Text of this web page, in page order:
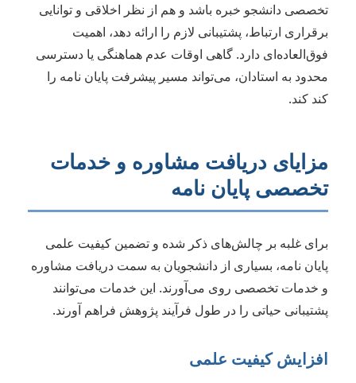
تخصصی دانشجو خبره باشد و هم از نظر اخلاقی و توانایی
برقراری ارتباط، پشتیبانی لازم را ارائه دهد، اهمیت
فوق‌العاده‌ای دارد. گاهی اوقات عدم هماهنگی یا دسترسی
محدود به استادان، می‌تواند مسیر پیشرفت پایان نامه را
کند کند.
مزایای دریافت مشاوره و خدمات
تخصصی پایان نامه
برای غلبه بر چالش‌های ذکر شده و تضمین کیفیت علمی
پایان نامه، بسیاری از دانشجویان به سمت دریافت مشاوره
و خدمات تخصصی روی می‌آورند. این خدمات می‌توانند
پشتیبانی حیاتی را در طول فرآیند پژوهش فراهم آورند.
افزایش کیفیت علمی